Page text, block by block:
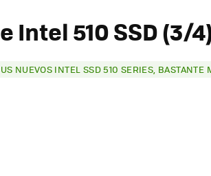
Intel 510 SSD (3/
NUEVOS INTEL SSD 510 SERIES,